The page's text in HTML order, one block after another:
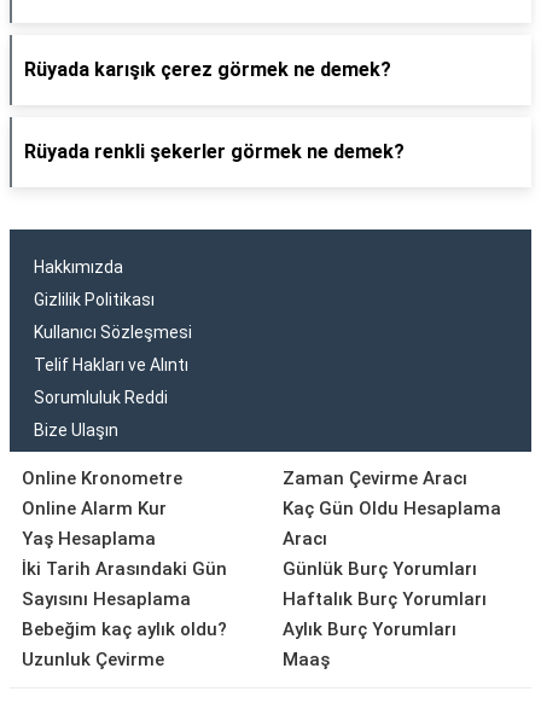
Rüyada karışık çerez görmek ne demek?
Rüyada renkli şekerler görmek ne demek?
Hakkımızda
Gizlilik Politikası
Kullanıcı Sözleşmesi
Telif Hakları ve Alıntı
Sorumluluk Reddi
Bize Ulaşın
Online Kronometre
Online Alarm Kur
Yaş Hesaplama
İki Tarih Arasındaki Gün
Sayısını Hesaplama
Bebeğim kaç aylık oldu?
Uzunluk Çevirme
Zaman Çevirme Aracı
Kaç Gün Oldu Hesaplama
Aracı
Günlük Burç Yorumları
Haftalık Burç Yorumları
Aylık Burç Yorumları
Maaş